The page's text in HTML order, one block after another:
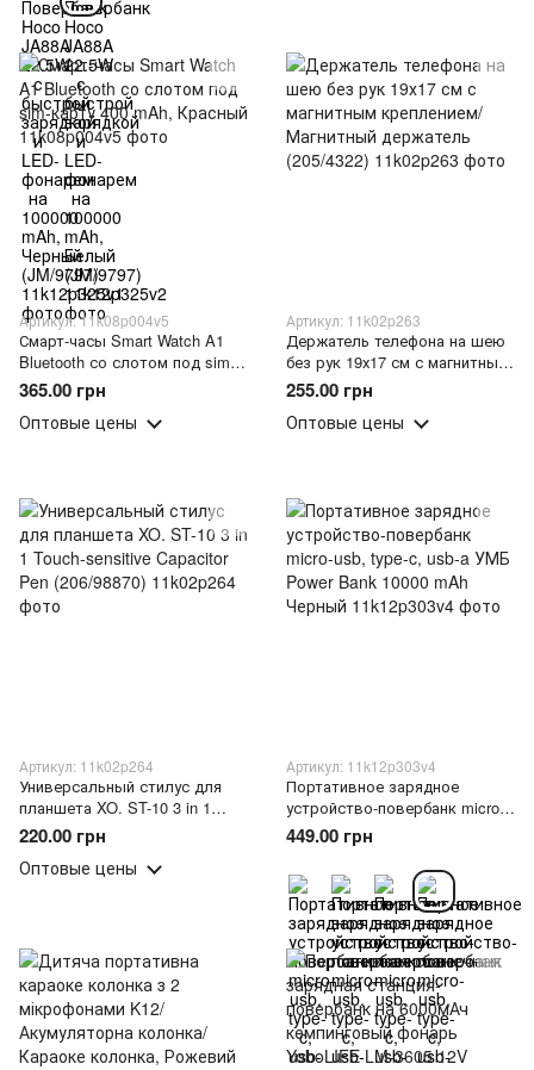
Артикул: 11k08p004v5
Смарт-часы Smart Watch A1
Bluetooth со слотом под sim-
карту 400 mAh, Красный
365.00 грн
Оптовые цены
Артикул: 11k02p263
Держатель телефона на шею
без рук 19х17 см с магнитным
креплением/Магнитный
держатель (205/4322)
255.00 грн
Оптовые цены
Артикул: 11k02p264
Универсальный стилус для
планшета XO. ST-10 3 in 1
Touch-sensitive Capacitor Pen
(206/98870)
220.00 грн
Оптовые цены
Артикул: 11k12p303v4
Портативное зарядное
устройство-повербанк micro-
usb, type-c, usb-a УМБ Power
Bank 10000 mAh Черный
449.00 грн